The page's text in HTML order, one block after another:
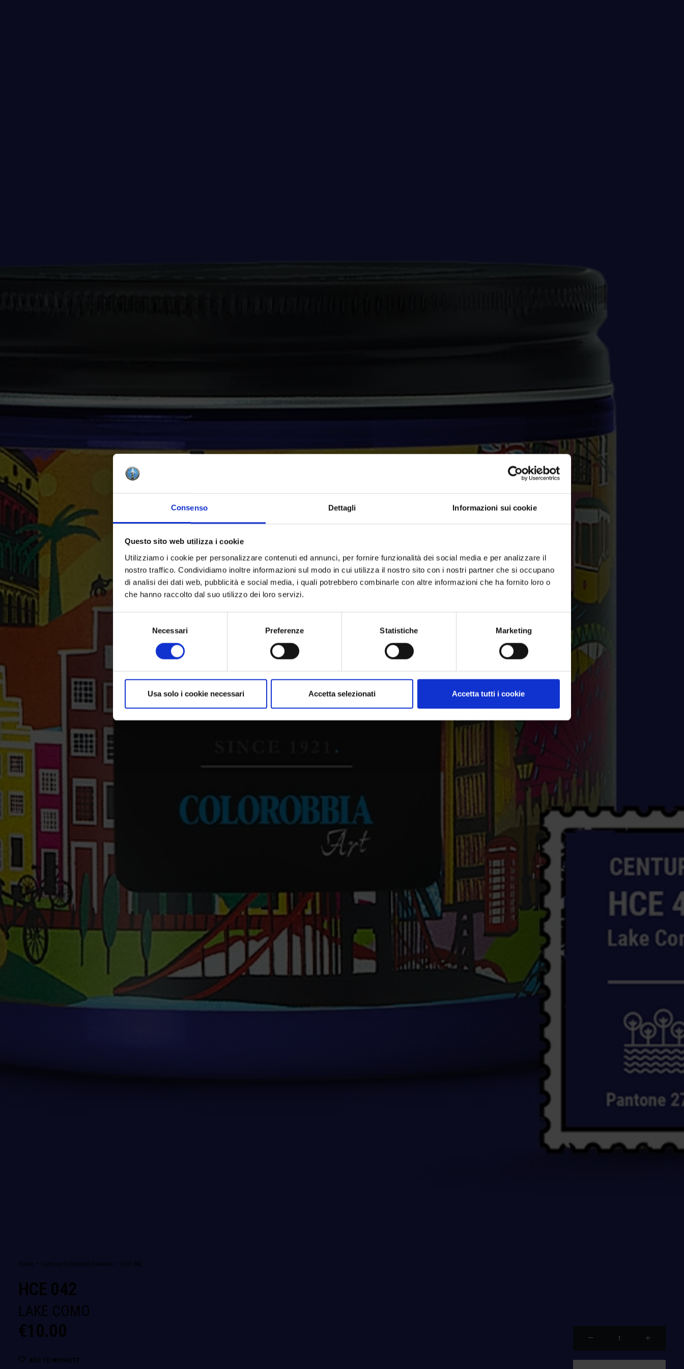
Consenso Dettagli Informazioni sui cookie
Questo sito web utilizza i cookie
Utilizziamo i cookie per personalizzare contenuti ed annunci, per fornire funzionalità dei social media e per analizzare il
nostro traffico. Condividiamo inoltre informazioni sul modo in cui utilizza il nostro sito con i nostri partner che si occupano
di analisi dei dati web, pubblicità e social media, i quali potrebbero combinarle con altre informazioni che ha fornito loro o
che hanno raccolto dal suo utilizzo dei loro servizi.
Necessari Preferenze Statistiche Marketing
Usa solo i cookie necessari Accetta selezionati Accetta tutti i cookie
Home Century Collection Enamels HCE 042
HCE 042
LAKE COMO
€10.00
ADD TO WISHLIST